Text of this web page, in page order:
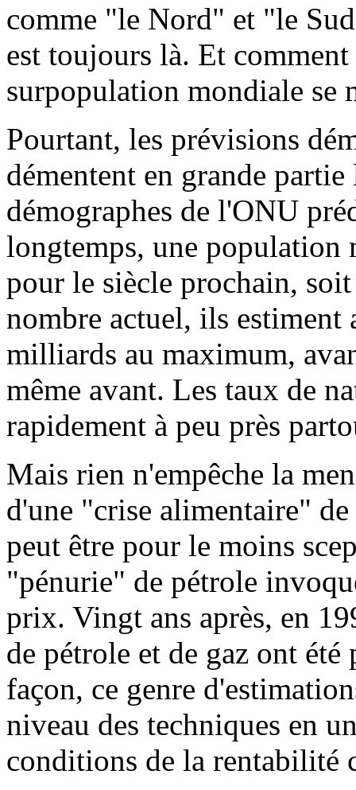
comme "le Nord" et "le
est toujours là. Et
surpopulation mondiale se
Pourtant, les prévisions
démentent en grande
démographes de l'ONU
longtemps, une
pour le siècle prochain,
nombre actuel, ils estiment
milliards au maximum,
même avant. Les taux de
rapidement à peu près
Mais rien n'empêche la
d'une "crise alimentaire"
peut être pour le moins
"pénurie" de pétrole
prix. Vingt ans après, en
de pétrole et de gaz ont
façon, ce genre
niveau des techniques en
conditions de la rentabilité